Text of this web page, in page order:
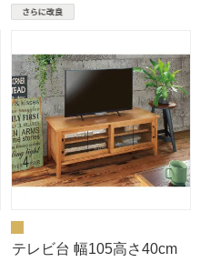
テレビ台 幅105高さ40cm